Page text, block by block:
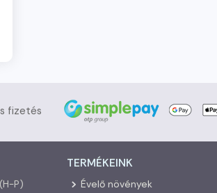
fizetés
P)
TERMÉKEINK
Évelő növények